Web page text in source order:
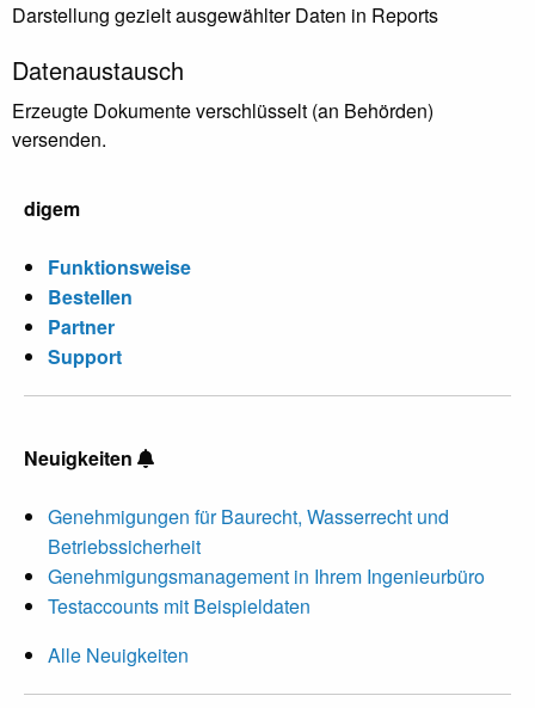
Darstellung gezielt ausgewählter Daten in Reports
Datenaustausch
Erzeugte Dokumente verschlüsselt (an Behörden)
versenden.
digem
Funktionsweise
Bestellen
Partner
Support
Neuigkeiten
Genehmigungen für Baurecht, Wasserrecht und
Betriebssicherheit
Genehmigungsmanagement in Ihrem Ingenieurbüro
Testaccounts mit Beispieldaten
Alle Neuigkeiten